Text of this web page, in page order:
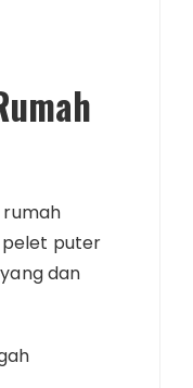
pelet puter
dan